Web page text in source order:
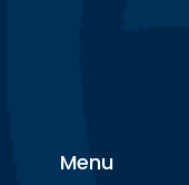
Menu